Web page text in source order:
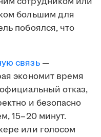
большим для
побоялся, что
связь—
экономит время
отказ,
и безопасно
15–20 минут.
или голосом